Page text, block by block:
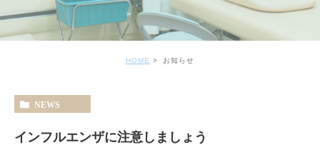
HOME お知らせ
NEWS
インフルエンザに注意しましょう